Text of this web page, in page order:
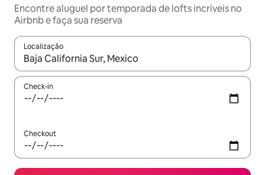
Encontre aluguel por temporada de lofts incríveis no
Airbnb e faça sua reserva
Localização
Quando os resultados estiverem disponíveis, explore-os
Check-in
Checkout